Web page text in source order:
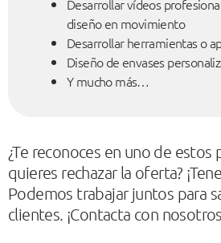
Desarrollar vídeos
diseño en movimiento
Desarrollar herramientas o
Diseño de envases
Y mucho más…
¿Te reconoces en uno de estos
quieres rechazar la oferta?
Podemos trabajar juntos para
clientes. ¡Contacta con